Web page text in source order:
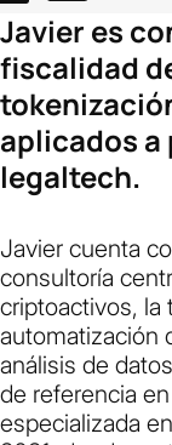
Javier es
fiscalidad
aplicados
legaltech.
Javier cuenta
consultoría
criptoactivos, la
automatización
análisis de
de referencia
especializada